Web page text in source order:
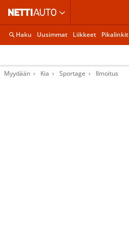
Haku Uusimmat Liikkeet Pikalinkit
Myydään Kia Sportage Ilmoitus